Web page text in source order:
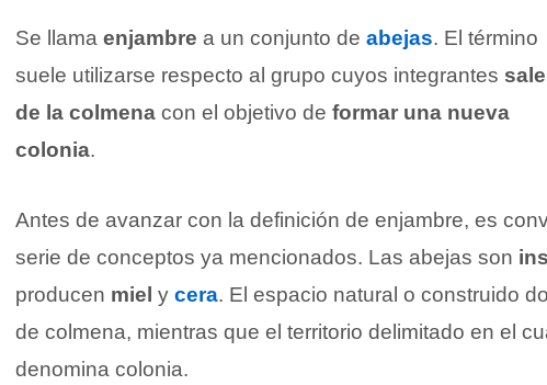
Se llama enjambre a un conjunto de abejas. El término
suele utilizarse respecto al grupo cuyos integrantes
de la colmena con el objetivo de formar una nueva
colonia.
Antes de avanzar con la definición de enjambre, es
serie de conceptos ya mencionados. Las abejas son
producen miel y cera. El espacio natural o construido
de colmena, mientras que el territorio delimitado en el
denomina colonia.